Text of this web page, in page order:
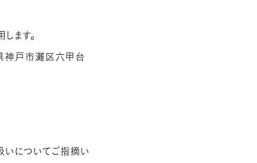
ます。
戸市灘区六甲台
いについてご指摘い